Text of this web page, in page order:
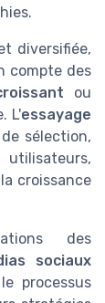
diversifiée,
compte des
ou
L'essayage
sélection,
croissance
des
sociaux
processus